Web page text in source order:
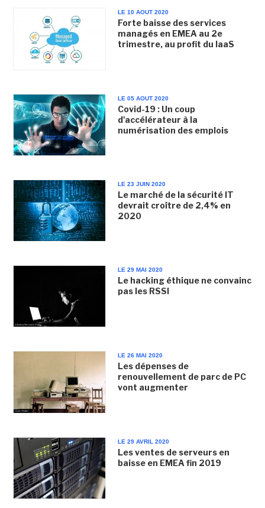
LE 10 AOUT 2020
Forte baisse des services
managés en EMEA au 2e
trimestre, au profit du IaaS
LE 05 AOUT 2020
Covid-19 : Un coup
d'accélérateur à la
numérisation des emplois
LE 23 JUIN 2020
Le marché de la sécurité IT
devrait croître de 2,4% en
2020
LE 29 MAI 2020
Le hacking éthique ne convainc
pas les RSSI
LE 26 MAI 2020
Les dépenses de
renouvellement de parc de PC
vont augmenter
LE 29 AVRIL 2020
Les ventes de serveurs en
baisse en EMEA fin 2019